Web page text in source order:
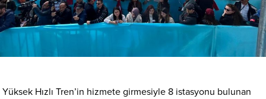
Yüksek Hızlı Tren’in hizmete girmesiyle 8 istasyonu bulunan